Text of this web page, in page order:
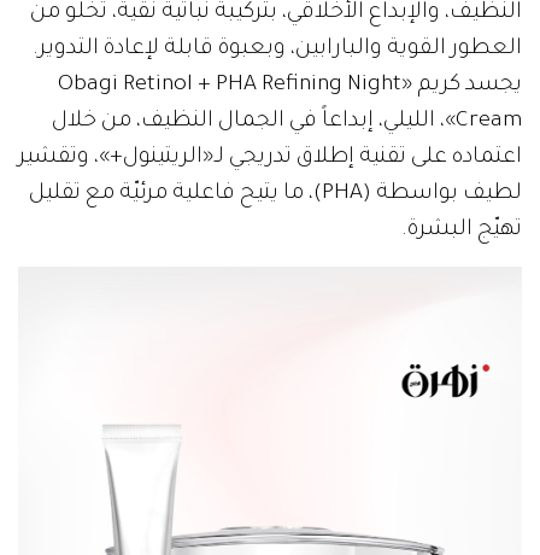
النظيف، والإبداع الأخلاقي، بتركيبة نباتية نقية، تخلو من
العطور القوية والبارابين، وبعبوة قابلة لإعادة التدوير.
يجسد كريم «Obagi Retinol + PHA Refining Night
Cream»، الليلي، إبداعاً في الجمال النظيف، من خلال
اعتماده على تقنية إطلاق تدريجي لـ«الريتينول+»، وتقشير
لطيف بواسطة (PHA)، ما يتيح فاعلية مرئيّة مع تقليل
تهيّج البشرة.